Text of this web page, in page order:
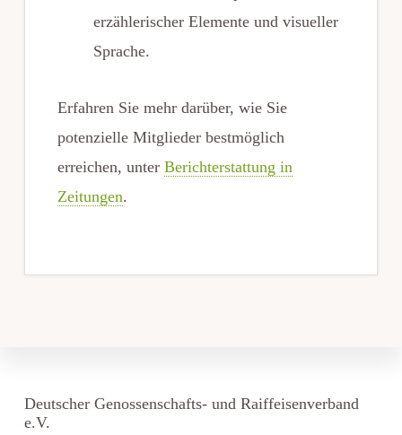
erzählerischer Elemente und visueller
Sprache.
Erfahren Sie mehr darüber, wie Sie
potenzielle Mitglieder bestmöglich
erreichen, unter Berichterstattung in
Zeitungen.
Deutscher Genossenschafts- und Raiffeisenverband
e.V.